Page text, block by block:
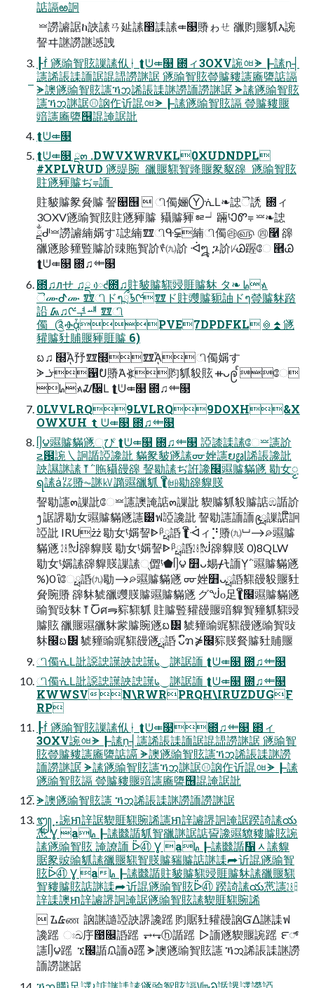
䛸䛿ఱ䛛
 ⏕䜎䜜䛯ከ䛟䛾ㄢ㢟䛾඲䛶䛾⤂௓䞉ゎㄝ 䜲䝧䞁䝖እ䛷
䛚ヰ䛧䜎䛧䜗䛖
┠ḟ 䝇䜽䝷䝮䜈䛾㐺ᛂ ⮬ᕫ⤂௓ ఍ィ3OXV䛷ᅄᗘ┠䛾ṇ┤
䜢䛥䛫䛶䛔䛯䛰䛝䜎䛧䛯 䝇䜽䝷䝮䝁䞊䝏䜢㢗䜐䛸䛿
୕ᗘ䜒䝇䜽䝷䝮䜢ኻᩋ䛥䛫䛶䛧䜎䛔䜎䛧䛯 ୕ᗘ䛾䝇䜽䝷䝮
䜢ኻᩋ䛧䛯⚾䛜㑅䜣䛰ᅄᗘ┠䛾䝇䜽䝷䝮䛿 䝁䞊䝏䞁
䜾䜢㢗䜐஦䛰䛳䛯䚹
⮬ᕫ⤂௓
⮬ᕫ⤂௓ ྡ๓ .DWVXWRVKL0XUDNDPL
#XPLVRUD 䝇䜻䝹  䜲䞁䝣䝷䜶䞁䝆䝙䜰  䝇䜽䝷䝮
䝬䝇䝍䞊ぢ⩦䛔 
䝬䝛䞊䝆䝱䞊 䛚௙஦  ி㒔㛤ⓎᣐⅬ❧䛱ୖ䛢  ఍ィ
3OXV䝇䜽䝷䝮䝬䝇䝍䞊  䝕䞊䝍ᇶ┙䠃ᶵᲔᏛ⩦ ⏕❧䛱
ྡྂᒇ⏕䜎䜜䋻㛵す⫱䛱䋻ᮾிᑵ⫋䋻ி㒔㉱௵ ㊃࿡ 䜰
䜲䝇䝩䝑䜿䞊䚸䜹䝯䝷䚸ᢞ㈨䚸 ᐙ᪘ ጔ䚸ᜥᏊ䠎ே ཮Ꮚ
⮬ᕫ⤂௓ ఍♫⤂௓
఍♫ᴫせ ♫ྡ ᰴᘧ఍♫䝬䝛䞊䝣䜷䝽䞊䝗 タ❧ ᖺ᭶
ୖሙᕷሙ ᮾிドๆྲྀᘬᡤᮾド䝬䝄䞊䝈䛆ドๆ䝁䞊䝗䠖
䛇 ᮏ♫ᡤᅾᆅ ᮾி
㒔 ༊ⰪᾆPVE7DPDFKL⏣⏫䝇
䝔䞊䝅䝵䞁䝍䝽䞊 6)
ᨭ♫ ໭ᾏ㐨ᮾ໭ᮾᾏி㒔㛵す
ᗈᓥ஑ᕞ䞉Ἀ⦖䝧䝖䝘䝮 ᚑᴗဨᩘ ே
ᖺ᭶ᮎ᫬Ⅼ ⮬ᕫ⤂௓ ఍♫⤂௓
0LVVLRQ9LVLRQ9DOXH&X
OWXUH ⮬ᕫ⤂௓ ఍♫⤂௓
ᥦ౪䝃䞊䝡䝇୍ぴ ⮬ᕫ⤂௓ ఍♫⤂௓ 䛩䜉䛶䛾ே⏕䜢䚸
౽฼䛷㇏䛛䛻䛩䜛䚹 䝡䝆䝛䝇䛾ᡂ㛗䜢ຍ㏿䛥䛫䜛䚹
䛟䜙䛧䛾⤒῭䝯䝕䜱䜰 䛚㔠䛾ぢ䛘䜛໬䝃䞊䝡䝇 㔠⼥ၟ
ရ䛾ẚ㍑䞉⏦䛧㎸䜏䝃䜲䝖 ⮬ື㈓㔠䜰䝥䝸
䛚㔠䜢๓䜈䚹ே⏕䜢䜒䛳䛸๓䜈䚹 䝟䞊䝖䝘䞊䛸ඹ䛻䚸
᪂䛯䛺㔠⼥䝃䞊䝡䝇䜢๰ฟ䛩䜛䚹 䛚㔠䜢䛔䛔᪉ྥ䜈䛸ື䛛
䛩䚹 IRUżż 㔠⼥ᶵ㛵䛚ᐈᵝྥ䛡 ⮬ືᐙィ⡙䞉㈨⏘⟶⌮䝃䞊
䝡䝇 ㏻ᖒ䜰䝥䝸 㔠⼥ᶵ㛵䛚ᐈᵝྥ䛡㏻ᖒ䜰䝥䝸 0)8QLW
㔠⼥ᶵ㛵䛾䜰䝥䝸䜈䛾୍㒊ᶵ⬟ᥦ౪ ௻ᴗ㛫ᚋᡶ䛔Ỵ῭䝃䞊䝡䝇
%)0 ἲேྥ䛡㈨㔠⟶⌮䝃䞊䝡䝇 ᡂ㛗௻ᴗྥ䛡䝣䜱䝘䞁䝅
䝱䝹䞉 䜰䝗䝞䜲䝄䝸䞊䝃䞊䝡䝇 グᖒ௦⾜⮬ື໬䝃䞊䝡䝇
䜽䝷䜴䝗⤒Ⴀศᯒ䝋䝣䝖 䝬䞊䜿䝔䜱䞁䜾䝥䝷䝑䝖䝣䜷
䞊䝮 䜲䞁䝃䜲䝗䝉䞊䝹䝇ᨭ᥼ 䝞䝑䜽䜸䝣䜱䝇䜽䝷䜴
䝗໬ᨭ᥼ 䝞䝑䜽䜸䝣䜱䝇ྥ䛡 ᴗົຠ⋡໬䝋䝸䝳䞊䝅䝵䞁
ி㒔ᣐⅬ䚹䜑䛱䜓䛟䛱䜓᥇⏝䛧䛯䛔 ⮬ᕫ⤂௓ ఍♫⤂௓
ி㒔ᣐⅬ䚹䜑䛱䜓䛟䛱䜓᥇⏝䛧䛯䛔 ⮬ᕫ⤂௓ ఍♫⤂௓
KWWSVN\RWRPRQH\IRUZDUGF
RP
┠ḟ 䝇䜽䝷䝮䜈䛾㐺ᛂ ⮬ᕫ⤂௓఍♫⤂௓ ఍ィ
3OXV䛷ᅄᗘ┠䛾ṇ┤䜢䛥䛫䛶䛔䛯䛰䛝䜎䛧䛯 䝇䜽䝷
䝮䝁䞊䝏䜢㢗䜐䛸䛿 ୕ᗘ䜒䝇䜽䝷䝮䜢ኻᩋ䛥䛫䛶䛧䜎
䛔䜎䛧䛯 ୕ᗘ䛾䝇䜽䝷䝮䜢ኻᩋ䛧䛯⚾䛜㑅䜣䛰ᅄᗘ┠䛾
䝇䜽䝷䝮䛿 䝁䞊䝏䞁䜾䜢㢗䜐஦䛰䛳䛯䚹
୕ᗘ䜒䝇䜽䝷䝮䜢 ኻᩋ䛥䛫䛶䛧䜎䛔䜎䛧䛯
᭩⡠䛷ឤ䛨䛯䝟䝽䝣䝹䛥䜢ឤ䛨䜜䛺䛛䛳䛯䠏䛴䛾య
㦂 Ɣ aᖺ┠䛾㡭䛻䝖䝷䜲䛧䛯䛸䛒䜛䝃䝤䝏䞊䝮䛷
䛾䝇䜽䝷䝮 䛳䜍䛔 ᐇ㊶ Ɣ aᖺ┠䛾㡭䛻኱ᆺ䛾䝥
䝻䝆䜵䜽䝖䛾䜲䞁䝣䝷䝸䞊䝎䞊䛸䛧䛶⮫䜣䛰䝇䜽䝷
䝮ᐇ㊶ Ɣ aᖺ┠䛾㡭䛻䝬䝛䞊䝣䜷䝽䞊䝗䛾䜲䞁䝣
䝷䝏䞊䝮䛸䛧䛶⮫䜣䛰䝇䜽䝷䝮ᐇ㊶ 䠏䛴䛾య㦂䜢㏻
䛨䛶䜒ឤ䛨䜜䛺䛛䛳䛯䝇䜽䝷䝮䛾䝟䝽䝣䝹䛥
 ᮍ᮶ண 䛜䛧䜔䛩䛟䛺䜛䠛 䝧䝻䝅䝔䜱䛜Ᏻᐃ䛧䛶ฟ
䜛䠛  ඃඛ㡰఩௜䛡䠛  ⥅⥆ⓗ䛻䠛  ▷䛔䝇䝟䞁䛷䠛  ౯್
䜢ᥦ౪䠛  ኚ໬䛻ᙉ䛔ð䠛 ୕ᗘ䜒䝇䜽䝷䝮䜢 ኻᩋ䛥䛫䛶䛧䜎
䛔䜎䛧䛯